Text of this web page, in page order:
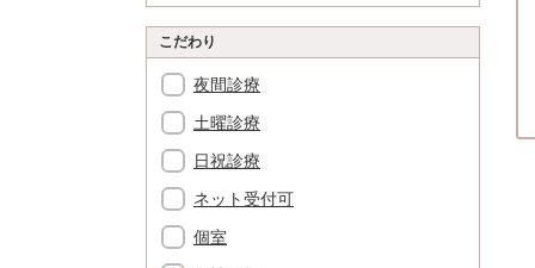
こだわり
夜間診療
土曜診療
日祝診療
ネット受付可
個室